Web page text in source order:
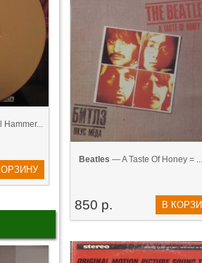
Beatles — A Taste Of Honey =
850 р. В